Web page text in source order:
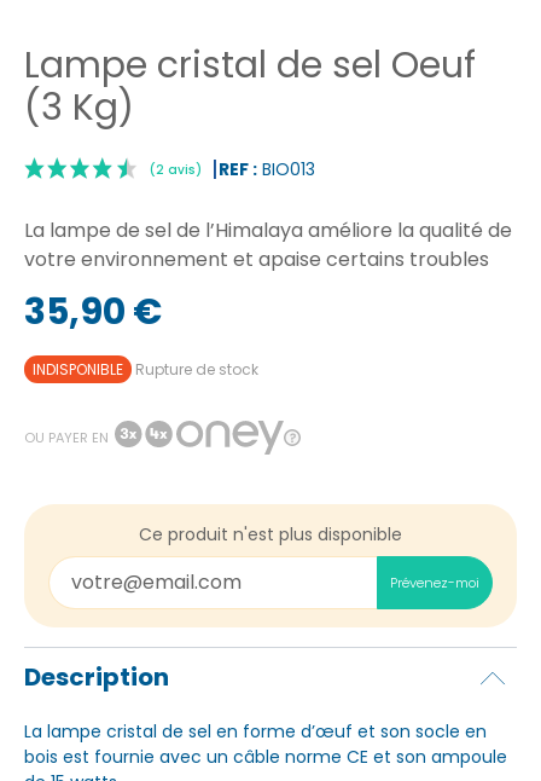
Lampe cristal de sel Oeuf
(3 Kg)
REF : BIO013
(2 avis) |
La lampe de sel de l’Himalaya améliore la qualité de
votre environnement et apaise certains troubles
35,90 €
INDISPONIBLE Rupture de stock
OU PAYER EN
Ce produit n'est plus disponible
Prévenez-moi
Description
La lampe cristal de sel en forme d’œuf et son socle en
bois est fournie avec un câble norme CE et son ampoule